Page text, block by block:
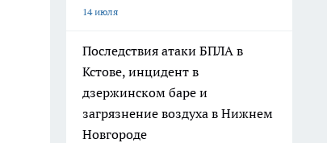
14 июля
Последствия атаки БПЛА в
Кстове, инцидент в
дзержинском баре и
загрязнение воздуха в Нижнем
Новгороде